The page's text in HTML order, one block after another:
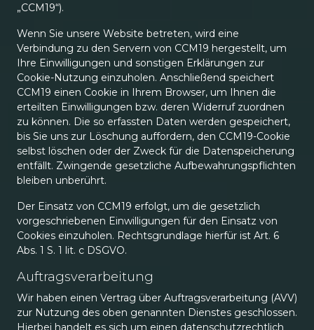
„CCM19“).
Wenn Sie unsere Website betreten, wird eine
Verbindung zu den Servern von CCM19 hergestellt, um
Ihre Einwilligungen und sonstigen Erklärungen zur
Cookie-Nutzung einzuholen. Anschließend speichert
CCM19 einen Cookie in Ihrem Browser, um Ihnen die
erteilten Einwilligungen bzw. deren Widerruf zuordnen
zu können. Die so erfassten Daten werden gespeichert,
bis Sie uns zur Löschung auffordern, den CCM19-Cookie
selbst löschen oder der Zweck für die Datenspeicherung
entfällt. Zwingende gesetzliche Aufbewahrungspflichten
bleiben unberührt.
Der Einsatz von CCM19 erfolgt, um die gesetzlich
vorgeschriebenen Einwilligungen für den Einsatz von
Cookies einzuholen. Rechtsgrundlage hierfür ist Art. 6
Abs. 1 S. 1 lit. c DSGVO.
Auftragsverarbeitung
Wir haben einen Vertrag über Auftragsverarbeitung (AVV)
zur Nutzung des oben genannten Dienstes geschlossen.
Hierbei handelt es sich um einen datenschutzrechtlich